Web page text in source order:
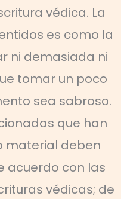
védica. La
es como la
ni demasiada ni
tomar un poco
sea sabroso.
que han
material deben
acuerdo con las
védicas; de